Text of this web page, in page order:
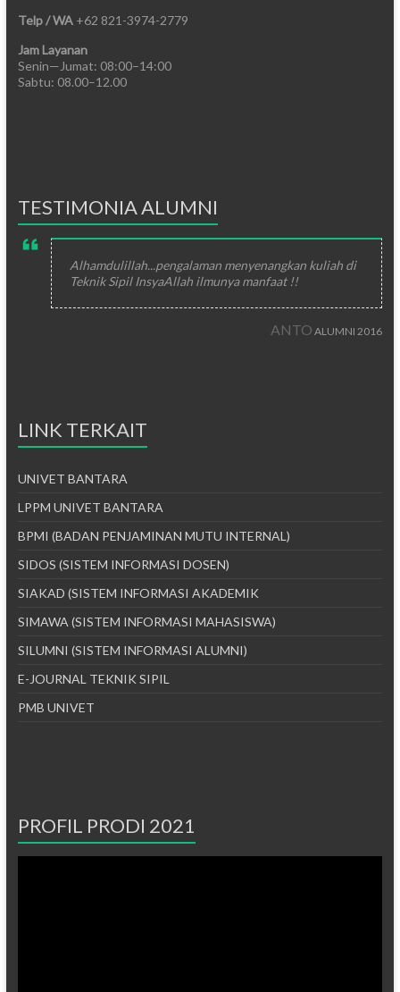
Telp / WA+62 821-3974-2779
Jam Layanan
Senin—Jumat: 08:00–14:00
Sabtu: 08.00–12.00
TESTIMONIA ALUMNI
Alhamdulillah...pengalaman menyenangkan kuliah di
Teknik Sipil InsyaAllah ilmunya manfaat !!
ANTO ALUMNI 2016
LINK TERKAIT
UNIVET BANTARA
LPPM UNIVET BANTARA
BPMI (BADAN PENJAMINAN MUTU INTERNAL)
SIDOS (SISTEM INFORMASI DOSEN)
SIAKAD (SISTEM INFORMASI AKADEMIK
SIMAWA (SISTEM INFORMASI MAHASISWA)
SILUMNI (SISTEM INFORMASI ALUMNI)
E-JOURNAL TEKNIK SIPIL
PMB UNIVET
PROFIL PRODI 2021